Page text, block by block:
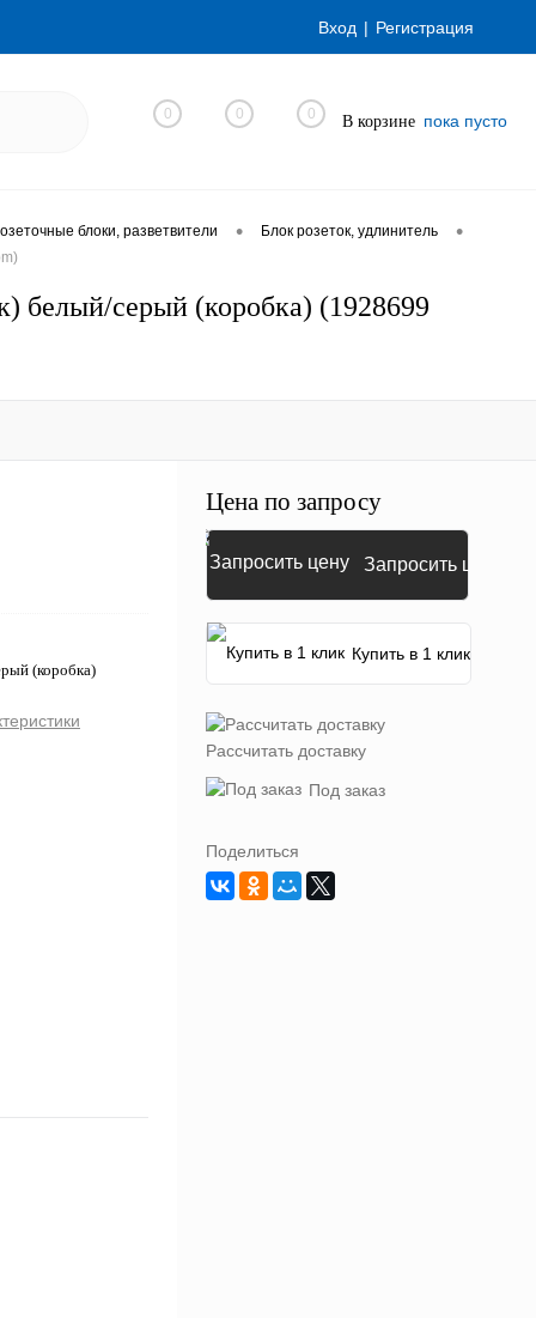
Вход Регистрация
0 0 0 В корзине пока пусто
блоки, разветвители • Блок розеток, удлинитель •
белый/серый (коробка) (1928699
(коробка)
Цена по запросу
Запросить цену
Купить в 1 клик
Рассчитать доставку
Под заказ
Поделиться